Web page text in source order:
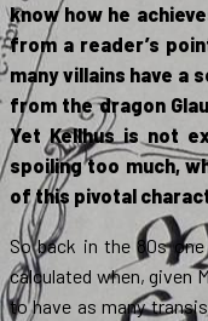
know how he
from a reader’s
many villains have a
from the dragon
Yet Kellhus is not
spoiling too much,
of this pivotal
So back in the 80s
calculated when, given
to have as many